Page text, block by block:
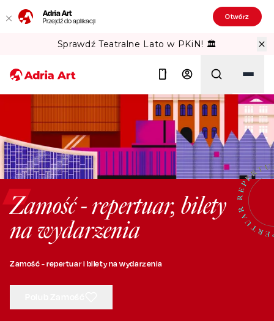
Adria Art
Przejdź do aplikacji Otwórz
Sprawdź Teatralne Lato w PKiN! 🏛️
Szukaj
Zamość - repertuar, bilety
na wydarzenia
Zamość - repertuar i bilety na wydarzenia